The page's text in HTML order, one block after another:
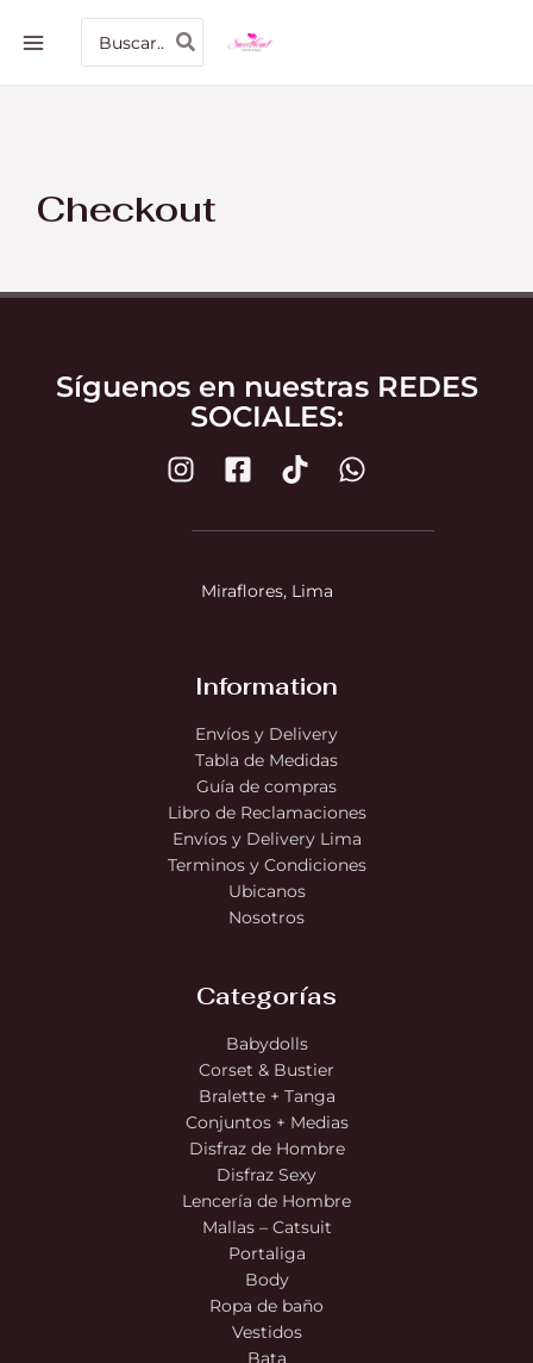
contenido
MAIN
MENUpor:
Checkout
Síguenos en nuestras REDES
SOCIALES:
Miraflores, Lima
Information
Envíos y Delivery
Tabla de Medidas
Guía de compras
Libro de Reclamaciones
Envíos y Delivery Lima
Terminos y Condiciones
Ubicanos
Nosotros
Categorías
Babydolls
Corset & Bustier
Bralette + Tanga
Conjuntos + Medias
Disfraz de Hombre
Disfraz Sexy
Lencería de Hombre
Mallas – Catsuit
Portaliga
Body
Ropa de baño
Vestidos
Bata